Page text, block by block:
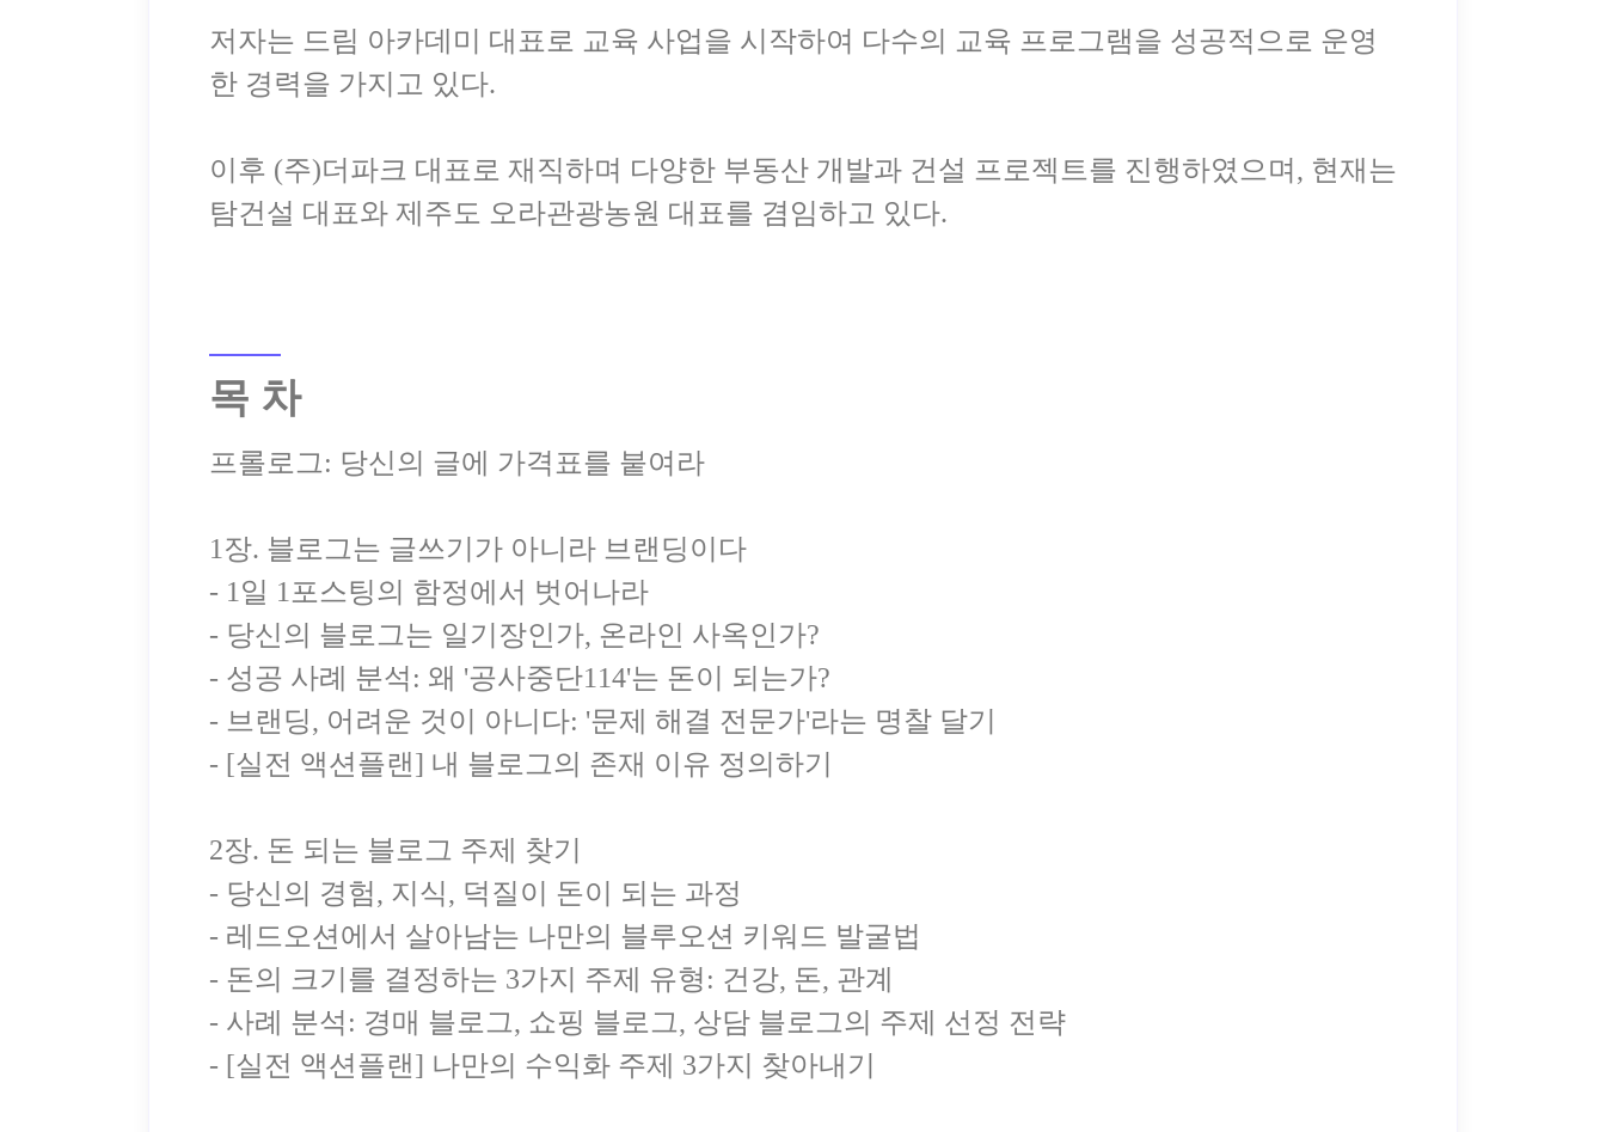
저자는 드림 아카데미 대표로 교육 사업을 시작하여 다수의 교육 프로그램을 성공적으로 운영
한 경력을 가지고 있다.
이후 (주)더파크 대표로 재직하며 다양한 부동산 개발과 건설 프로젝트를 진행하였으며, 현재는
목 차
프롤로그: 당신의 글에 가격표를 붙여라
1장. 블로그는 글쓰기가 아니라 브랜딩이다
- 1일 1포스팅의 함정에서 벗어나라
- 당신의 블로그는 일기장인가, 온라인 사옥인가?
- 성공 사례 분석: 왜 '공사중단114'는 돈이 되는가?
- 브랜딩, 어려운 것이 아니다: '문제 해결 전문가'라는 명찰 달기
- [실전 액션플랜] 내 블로그의 존재 이유 정의하기
2장. 돈 되는 블로그 주제 찾기
- 당신의 경험, 지식, 덕질이 돈이 되는 과정
- 레드오션에서 살아남는 나만의 블루오션 키워드 발굴법
- 돈의 크기를 결정하는 3가지 주제 유형: 건강, 돈, 관계
- 사례 분석: 경매 블로그, 쇼핑 블로그, 상담 블로그의 주제 선정 전략
- [실전 액션플랜] 나만의 수익화 주제 3가지 찾아내기